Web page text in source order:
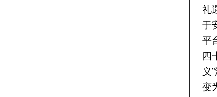
礼
于
平
四
义
变